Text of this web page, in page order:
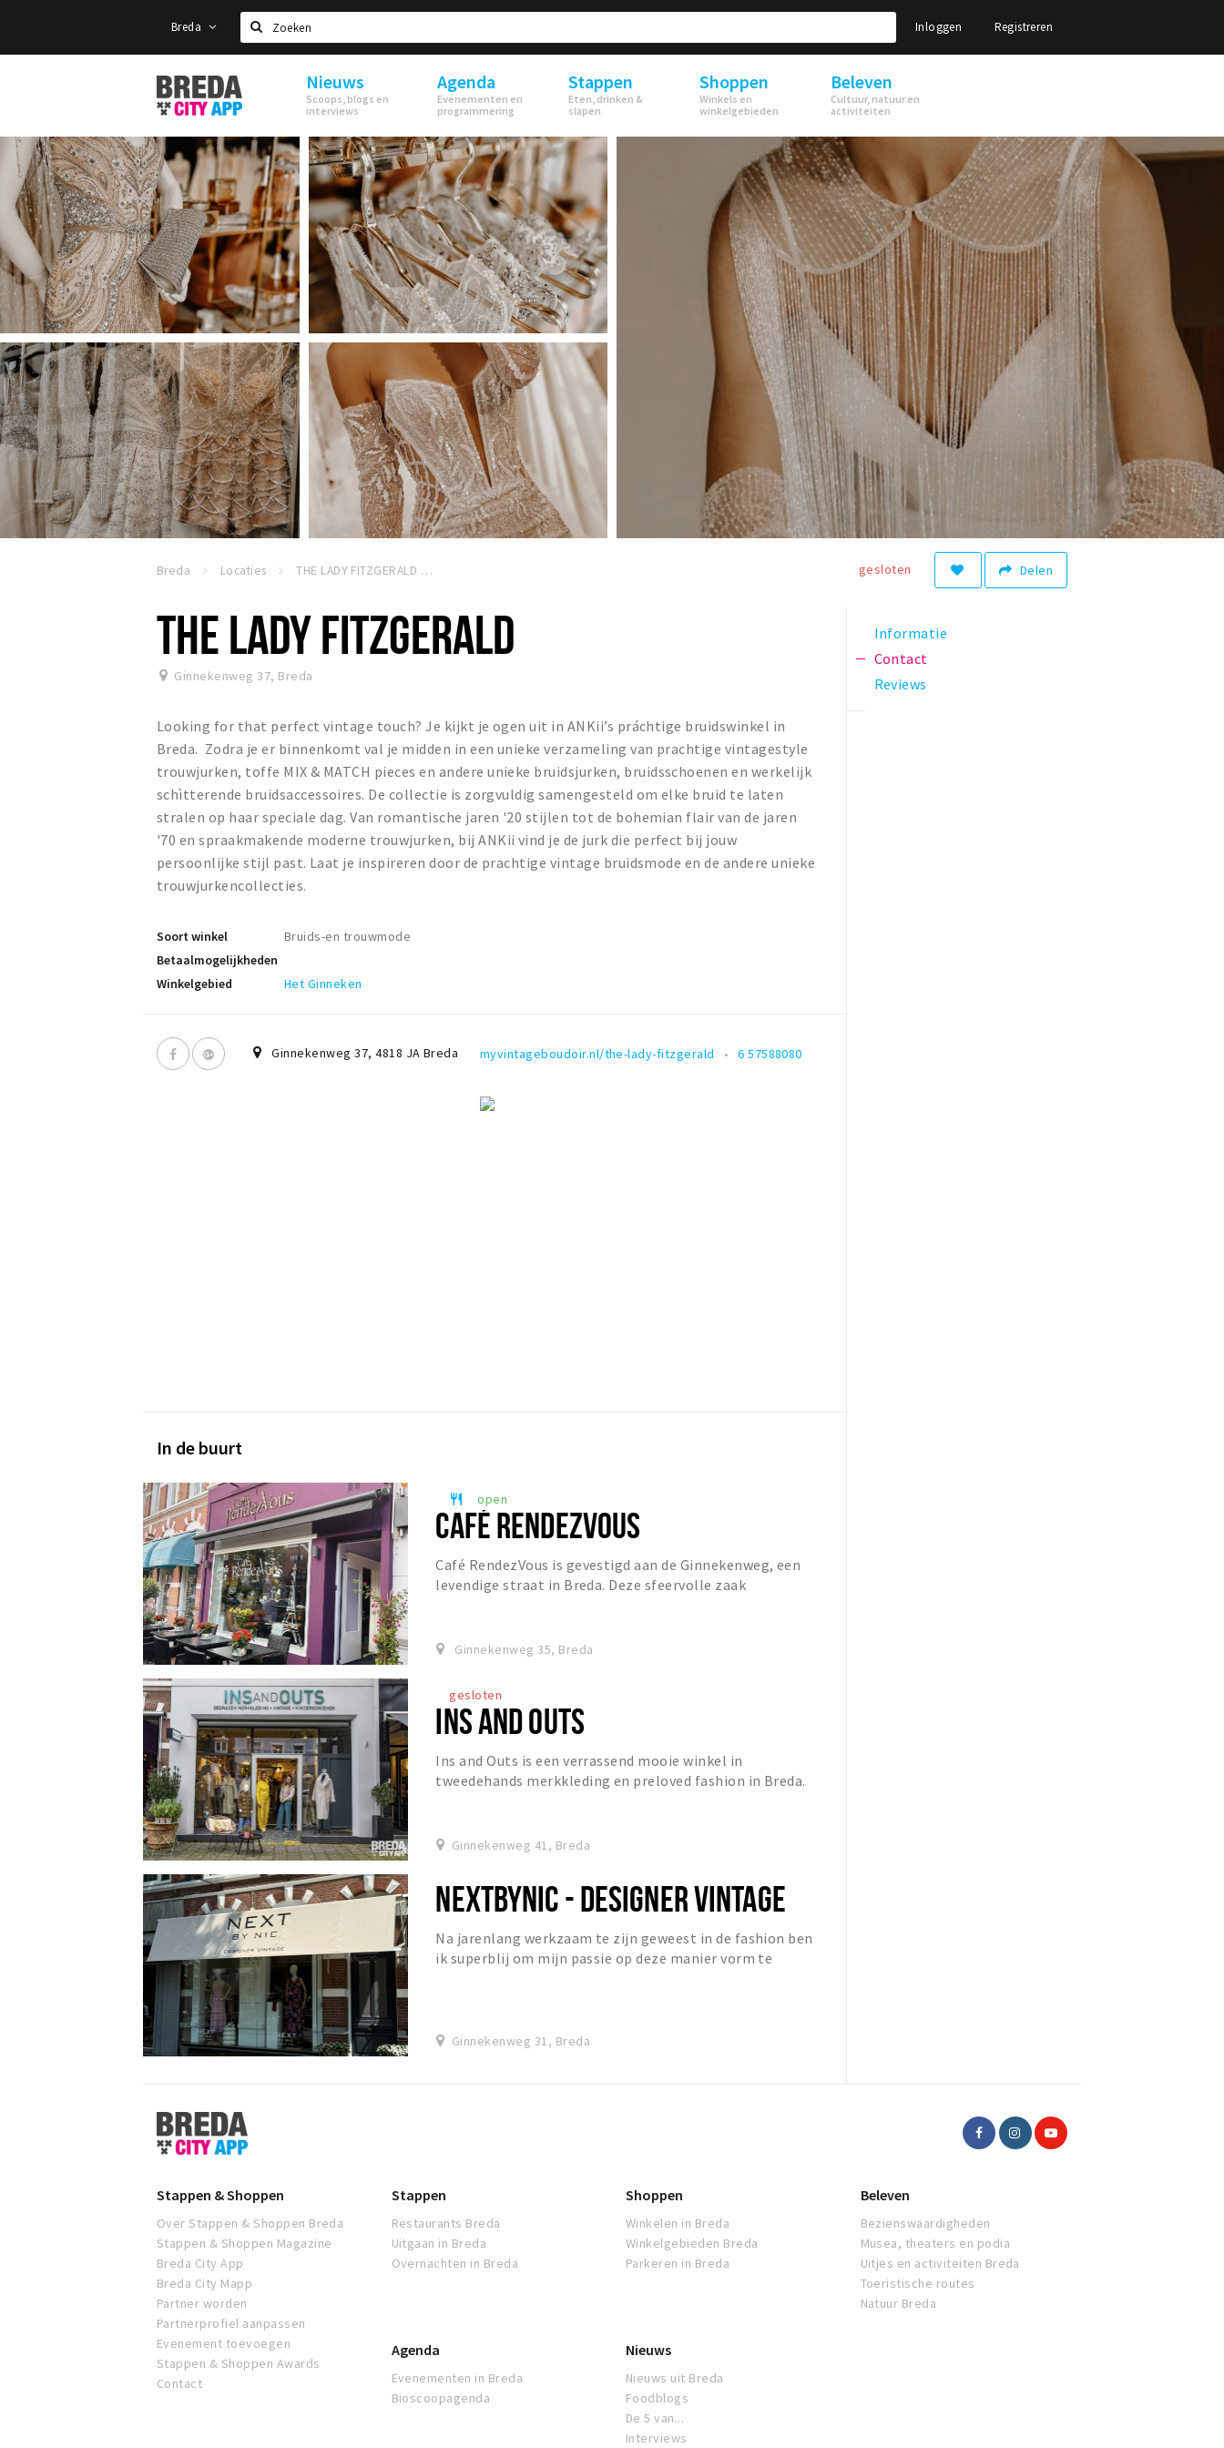
Breda
Zoeken
Inloggen Registreren
Stappen
&
Shoppen
Breda
Nieuws
Scoops, blogs en
interviews
Agenda
Evenementen en
programmering
Stappen
Eten, drinken &
slapen
Shoppen
Winkels en
winkelgebieden
Beleven
Cultuur, natuur en
activiteiten
Breda Locaties THE LADY FITZGERALD Delen
gesloten
THE LADY FITZGERALD
Ginnekenweg 37, Breda
Looking for that perfect vintage touch? Je kijkt je ogen uit in ANKii’s práchtige bruidswinkel in
Breda. Zodra je er binnenkomt val je midden in een unieke verzameling van prachtige vintagestyle
trouwjurken, toffe MIX & MATCH pieces en andere unieke bruidsjurken, bruidsschoenen en werkelijk
schìtterende bruidsaccessoires. De collectie is zorgvuldig samengesteld om elke bruid te laten
stralen op haar speciale dag. Van romantische jaren '20 stijlen tot de bohemian flair van de jaren
'70 en spraakmakende moderne trouwjurken, bij ANKii vind je de jurk die perfect bij jouw
persoonlijke stijl past. Laat je inspireren door de prachtige vintage bruidsmode en de andere unieke
trouwjurkencollecties.
Soort winkel
Bruids-en trouwmode
Betaalmogelijkheden
Winkelgebied
Het Ginneken
Ginnekenweg 37,4818 JA Breda myvintageboudoir.nl/the-lady-fitzgerald 6 57588080
In de buurt
restaurant open
CAFÉ RENDEZVOUS
Café RendezVous is gevestigd aan de Ginnekenweg, een
levendige straat in Breda. Deze sfeervolle zaak
Ginnekenweg 35, Breda
gesloten
INS AND OUTS
Ins and Outs is een verrassend mooie winkel in
tweedehands merkkleding en preloved fashion in Breda.
Ginnekenweg 41, Breda
NEXTBYNIC - DESIGNER VINTAGE
Na jarenlang werkzaam te zijn geweest in de fashion ben
ik superblij om mijn passie op deze manier vorm te
Ginnekenweg 31, Breda
Informatie
Contact
Reviews
Stappen
&
Shoppen
Stappen & Shoppen
Over Stappen & Shoppen Breda
Stappen & Shoppen Magazine
Breda City App
Breda City Mapp
Partner worden
Partnerprofiel aanpassen
Evenement toevoegen
Stappen & Shoppen Awards
Contact
Stappen
Restaurants Breda
Uitgaan in Breda
Overnachten in Breda
Shoppen
Winkelen in Breda
Winkelgebieden Breda
Parkeren in Breda
Beleven
Bezienswaardigheden
Musea, theaters en podia
Uitjes en activiteiten Breda
Toeristische routes
Natuur Breda
Agenda
Evenementen in Breda
Bioscoopagenda
Nieuws
Nieuws uit Breda
Foodblogs
De 5 van...
Interviews